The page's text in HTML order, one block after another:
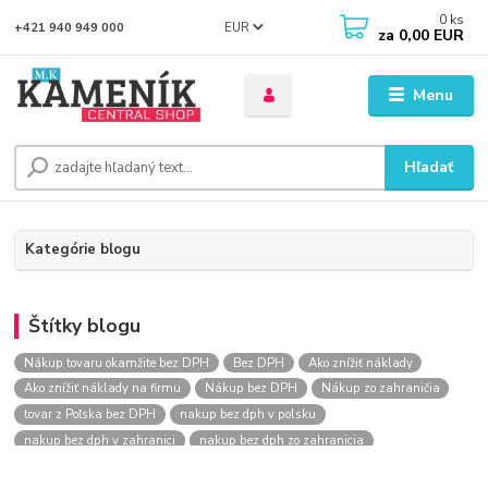
Menu
EUR
Hľadať
+421 940 949 000 0 ks
za 0,00 EUR
Kategórie blogu
Štítky blogu
Nákup tovaru okamžite bez DPH Bez DPH
Ako znížiť náklady
Ako znížiť náklady na firmu
Nákup bez DPH
Nákup zo zahraničia
tovar z Poľska bez DPH
nakup bez dph v polsku
nakup bez dph v zahranici
nakup bez dph zo zahranicia